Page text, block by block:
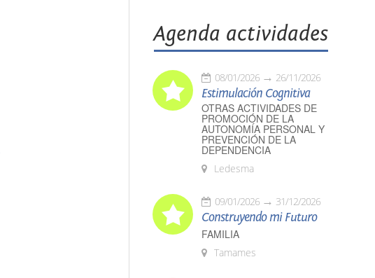
Agenda actividades
08/01/2026 26/11/2026
Estimulación Cognitiva
OTRAS ACTIVIDADES DE
PROMOCIÓN DE LA
AUTONOMÍA PERSONAL Y
PREVENCIÓN DE LA
DEPENDENCIA
Ledesma
09/01/2026 31/12/2026
Construyendo mi Futuro
FAMILIA
Tamames